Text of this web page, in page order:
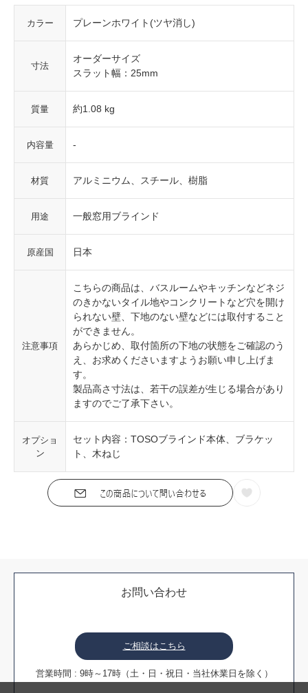
カラー プレーンホワイト(ツヤ消し)
寸法
オーダーサイズ
スラット幅：25mm
質量 約1.08 kg
内容量 -
材質 アルミニウム、スチール、樹脂
用途 一般窓用ブラインド
原産国 日本
注意事項
こちらの商品は、バスルームやキッチンなどネジ
のきかないタイル地やコンクリートなど穴を開け
られない壁、下地のない壁などには取付すること
ができません。
あらかじめ、取付箇所の下地の状態をご確認のう
え、お求めくださいますようお願い申し上げま
す。
製品高さ寸法は、若干の誤差が生じる場合があり
ますのでご了承下さい。
オプショ
ン
セット内容：TOSOブラインド本体、ブラケッ
ト、木ねじ
お問い合わせ
ご相談はこちら
営業時間 : 9時～17時（土・日・祝日・当社休業日を除く）